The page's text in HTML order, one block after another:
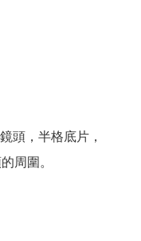
頭，半格底片，
周圍。